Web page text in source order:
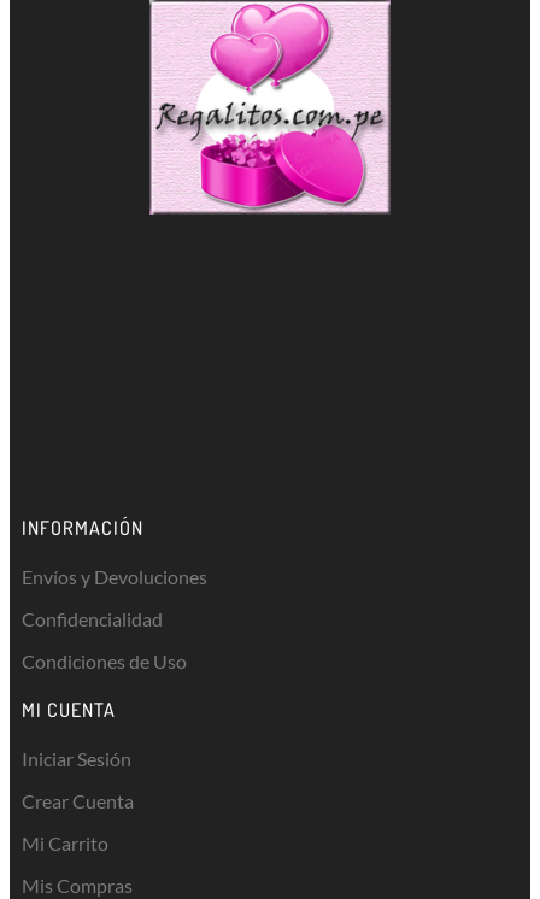
INFORMACIÓN
Envíos y Devoluciones
Confidencialidad
Condiciones de Uso
MI CUENTA
Iniciar Sesión
Crear Cuenta
Mi Carrito
Mis Compras